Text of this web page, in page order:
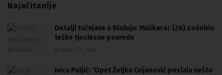
Najačitanije
Detalji tučnjave u Blažuju: Muškarac (26) zadobio
teške tjeslesne povrede
Ivica Puljić: ‘Opet Željka Cvijanović poslala nešto